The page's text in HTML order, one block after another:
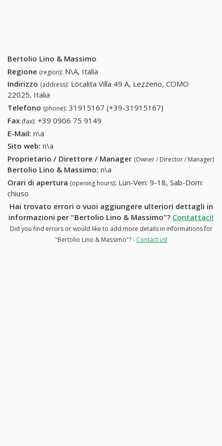
Bertolio Lino & Massimo
Regione (region): N\A, Italia
Indirizzo (address): Localita Villa 49 A, Lezzeno, COMO
22025, Italia
Telefono (phone): 31915167 (+39-31915167)
Fax (fax): +39 0906 75 9149
E-Mail: n\a
Sito web: n\a
Proprietario / Direttore / Manager (Owner / Director / Manager)
Bertolio Lino & Massimo: n\a
Orari di apertura (opening hours): Lun-Ven: 9-18, Sab-Dom:
chiuso
Hai trovato errori o vuoi aggiungere ulteriori dettagli in
informazioni per "Bertolio Lino & Massimo"? Contattaci!
Did you find errors or would like to add more details in informations for
"Bertolio Lino & Massimo"? - Contact us!